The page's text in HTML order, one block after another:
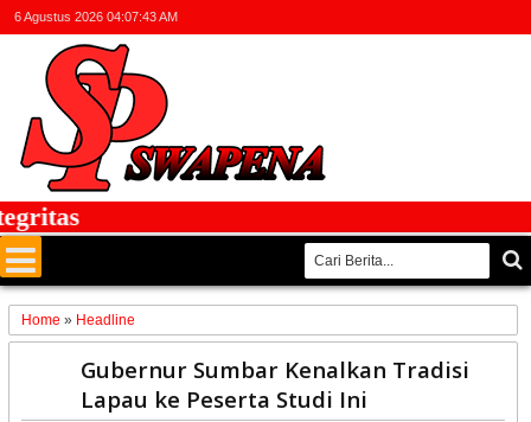
6 Agustus 2026 04:07:44 AM
Home » Headline
Gubernur Sumbar Kenalkan Tradisi
Lapau ke Peserta Studi Ini